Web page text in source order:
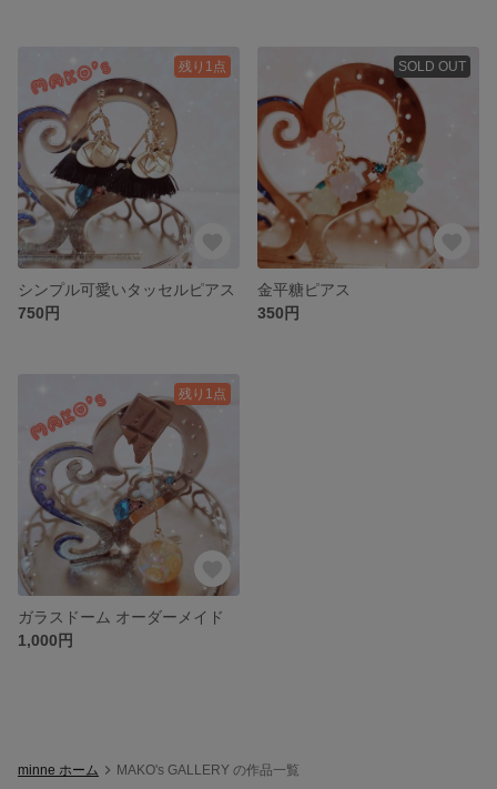
残り1点
シンプル可愛いタッセルピアス
750円
SOLD OUT
金平糖ピアス
350円
残り1点
ガラスドーム オーダーメイド
1,000円
minne ホーム MAKO's GALLERY の作品一覧